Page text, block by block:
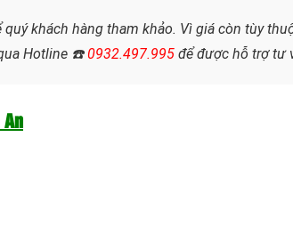
khách hàng tham khảo. Vì giá còn tùy
Hotline ☎️0932.497.995 để được hỗ trợ tư
An